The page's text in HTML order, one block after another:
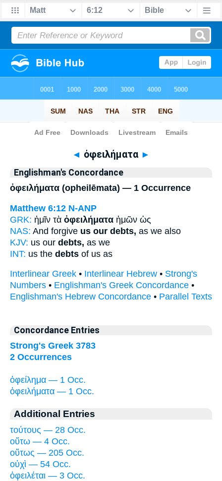
Bible>Strong's > Greek
◄ ὀφειλήματα ►
Englishman's Concordance
ὀφειλήματα (opheilēmata) — 1 Occurrence
Matthew 6:12 N-ANP
GRK: ἡμῖν τὰ ὀφειλήματα ἡμῶν ὡς
NAS: And forgive us our debts, as we also
KJV: us our debts, as we
INT: us the debts of us as
Interlinear Greek • Interlinear Hebrew • Strong's
Numbers • Englishman's Greek Concordance •
Englishman's Hebrew Concordance • Parallel Texts
Concordance Entries
Strong's Greek 3783
2 Occurrences
ὀφείλημα — 1 Occ.
ὀφειλήματα — 1 Occ.
Additional Entries
τούτους — 28 Occ.
οὕτω — 4 Occ.
οὕτως — 205 Occ.
οὐχὶ — 54 Occ.
ὀφειλέται — 3 Occ.